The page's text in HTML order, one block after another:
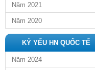
Năm 2021
Năm 2020
KỶ YẾU HN QUỐC TẾ
Năm 2024